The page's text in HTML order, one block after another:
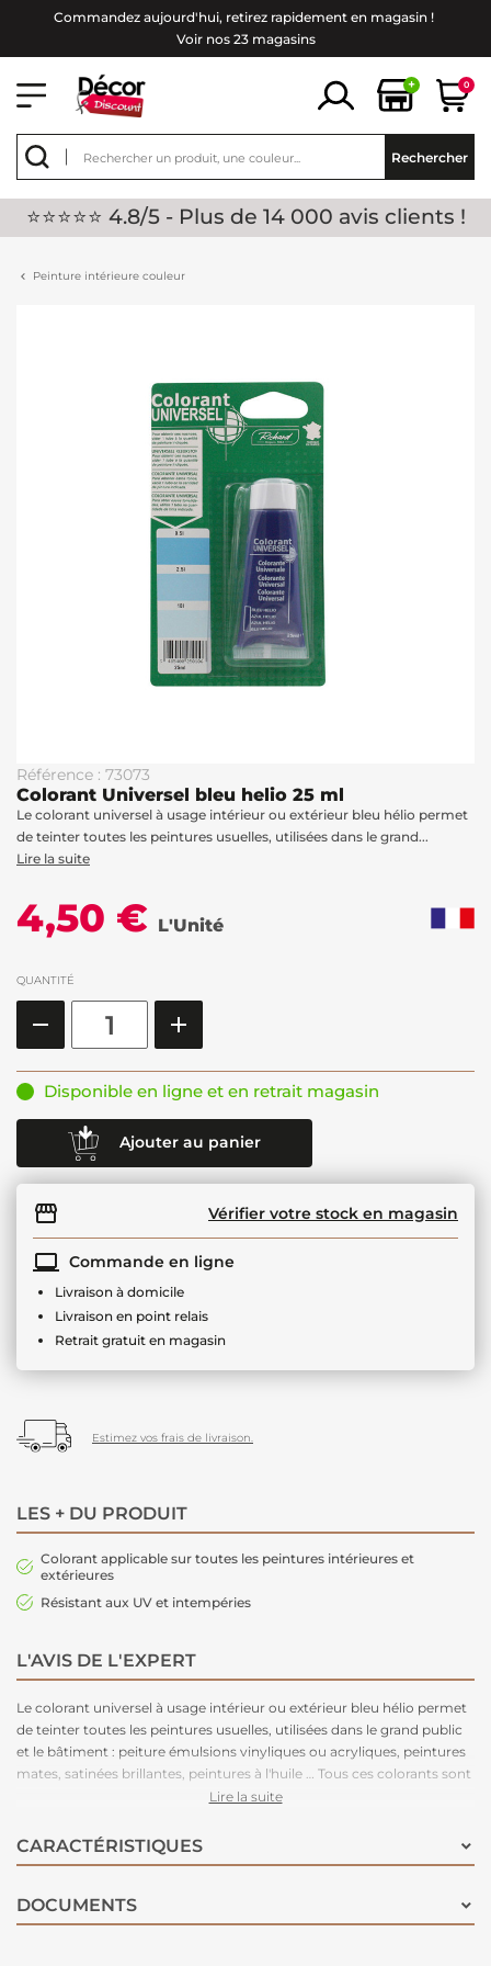
Commandez aujourd'hui, retirez rapidement en magasin !
Voir nos 23 magasins
+ 0
Rechercher
⭐⭐⭐⭐⭐ 4.8/5 - Plus de 14 000 avis clients !
Peinture intérieure couleur
Référence : 73073
Colorant Universel bleu helio 25 ml
Le colorant universel à usage intérieur ou extérieur bleu hélio permet
de teinter toutes les peintures usuelles, utilisées dans le grand...
Lire la suite
4,50 € L'Unité
QUANTITÉ
Disponible en ligne et en retrait magasin
Ajouter au panier
Vérifier votre stock en magasin
Commande en ligne
Livraison à domicile
Livraison en point relais
Retrait gratuit en magasin
Estimez vos frais de livraison.
LES + DU PRODUIT
Colorant applicable sur toutes les peintures intérieures et
extérieures
Résistant aux UV et intempéries
L'AVIS DE L'EXPERT
Le colorant universel à usage intérieur ou extérieur bleu hélio permet
de teinter toutes les peintures usuelles, utilisées dans le grand public
et le bâtiment : peiture émulsions vinyliques ou acryliques, peintures
mates, satinées brillantes, peintures à l'huile … Tous ces colorants sont
solides à la lumière et aux intempéries. Seules les couleurs jaune,
lorsqu'elles sont utilisées dans les teintes pastel.
Lire la suite
CARACTÉRISTIQUES
DOCUMENTS